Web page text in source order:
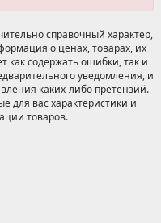
справочный характер,
о ценах, товарах, их
как содержать ошибки, так и
уведомления, и
каких-либо претензий.
для вас характеристики и
товаров.